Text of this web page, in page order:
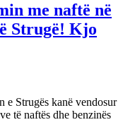
me naftë në
Strugë! Kjo
e Strugës kanë vendosur
të naftës dhe benzinës